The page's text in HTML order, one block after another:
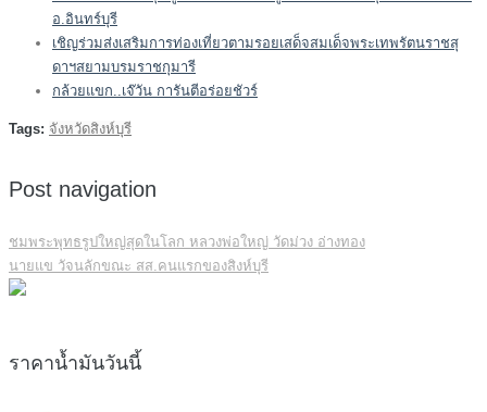
อ.อินทร์บุรี
เชิญร่วมส่งเสริมการท่องเที่ยวตามรอยเสด็จสมเด็จพระเทพรัตนราชสุ
ดาฯสยามบรมราชกุมารี
กล้วยแขก..เจ๊วัน การันตีอร่อยชัวร์
Tags: จังหวัดสิงห์บุรี
Post navigation
ชมพระพุทธรูปใหญ่สุดในโลก หลวงพ่อใหญ่ วัดม่วง อ่างทอง
นายแข วัจนลักขณะ สส.คนแรกของสิงห์บุรี
ราคาน้ำมันวันนี้